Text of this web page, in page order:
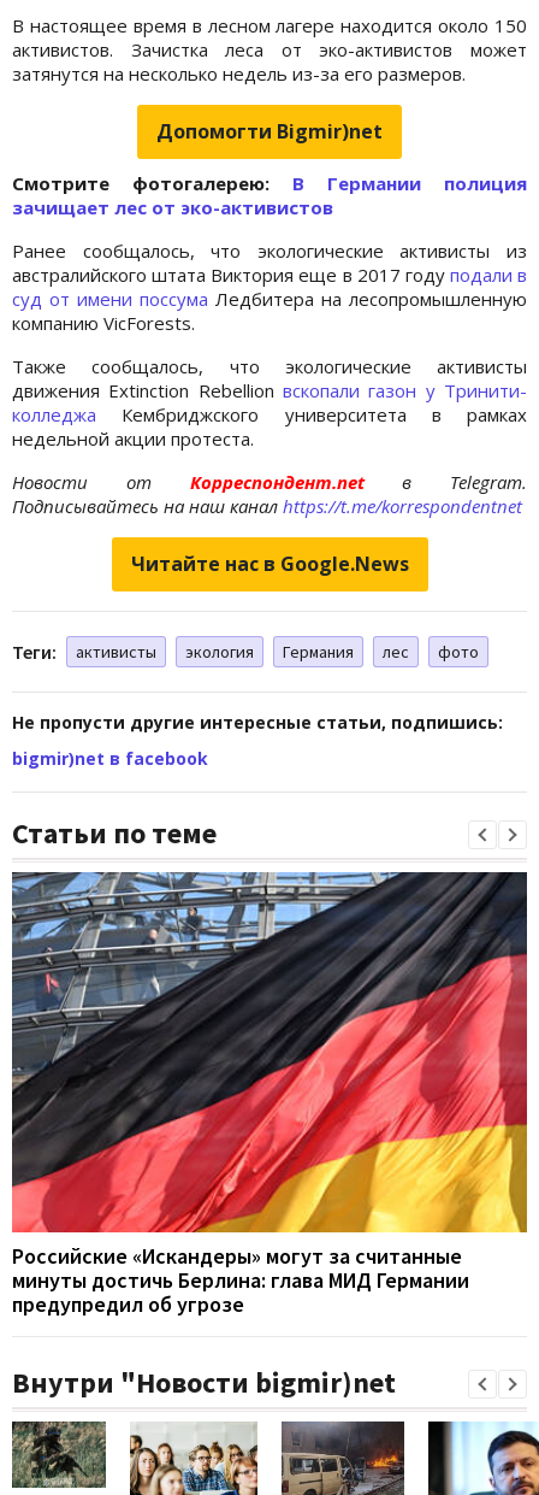
В настоящее время в лесном лагере находится около 150
активистов. Зачистка леса от эко-активистов может
затянутся на несколько недель из-за его размеров.
Допомогти Bigmir)net
Cмотрите фотогалерею: В Германии полиция
зачищает лес от эко-активистов
Ранее сообщалось, что экологические активисты из
австралийского штата Виктория еще в 2017 году подали в
суд от имени поссума Ледбитера на лесопромышленную
компанию VicForests.
Также сообщалось, что экологические активисты
движения Extinction Rebellion вскопали газон у Тринити-
колледжа Кембриджского университета в рамках
недельной акции протеста.
Новости отКорреспондент.netв Telegram.
Подписывайтесь на наш канал https://t.me/korrespondentnet
Читайте нас в Google.News
Теги: активисты экология Германия лес фото
Не пропусти другие интересные статьи, подпишись:
bigmir)net в facebook
Статьи по теме
Российские «Искандеры» могут за считанные
минуты достичь Берлина: глава МИД Германии
предупредил об угрозе
Внутри "Новости bigmir)net